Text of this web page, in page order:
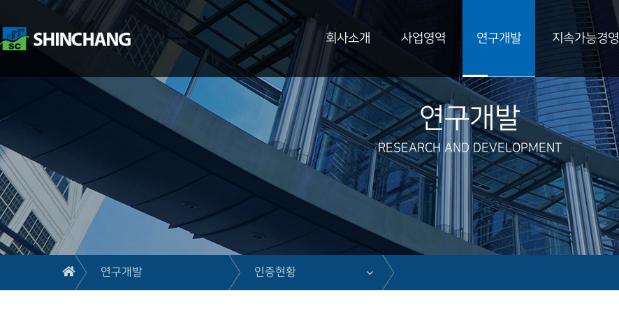
회사소개 사업영역 연구개발 지속가능경영
연구개발
RESEARCH AND DEVELOPMENT
연구개발 인증현황